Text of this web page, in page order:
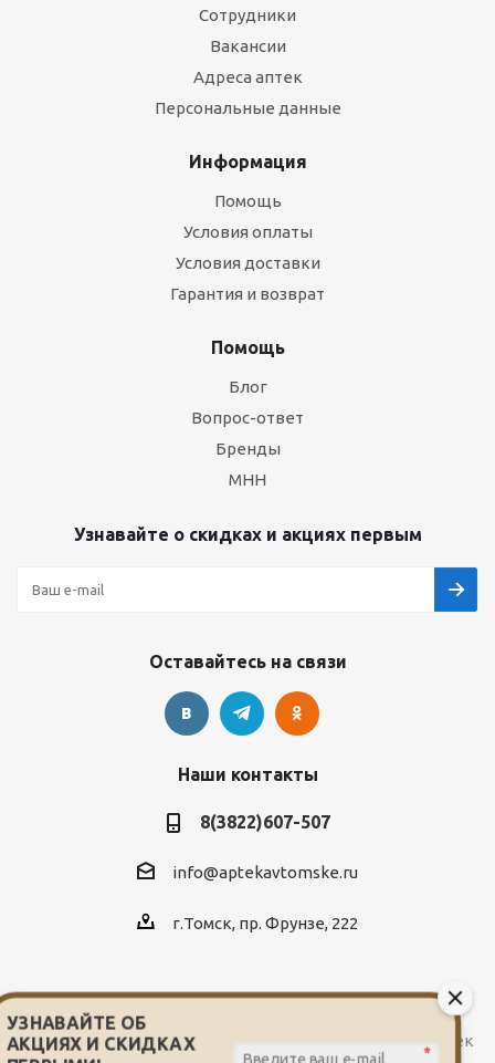
Сотрудники
Вакансии
Адреса аптек
Персональные данные
Информация
Помощь
Условия оплаты
Условия доставки
Гарантия и возврат
Помощь
Блог
Вопрос-ответ
Бренды
МНН
Узнавайте о скидках и акциях первым
Оставайтесь на связи
Наши контакты
8(3822)607-507
info@aptekavtomske.ru
г.Томск, пр. Фрунзе, 222
2026 © Служба заказа и доставки лекарств от сети аптек
УЗНАВАЙТЕ ОБ
АКЦИЯХ И СКИДКАХ